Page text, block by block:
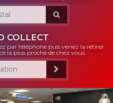
COLLECT
par téléphone puis venez la retirer
la plus proche de chez vous.